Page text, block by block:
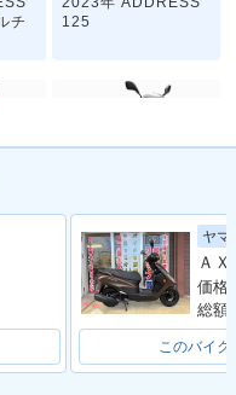
チ
125
ン
2019年 ADDRESS
125フラットシート
仕様・カラーチェン
ヤマ
価格:
総額:
このバイク